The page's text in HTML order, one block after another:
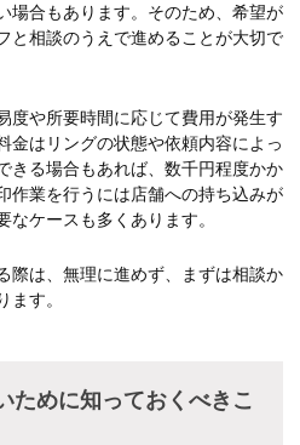
場合もあります。そのため、希望が
と相談のうえで進めることが大切で
度や所要時間に応じて費用が発生す
金はリングの状態や依頼内容によっ
きる場合もあれば、数千円程度かか
作業を行うには店舗への持ち込みが
ケースも多くあります。
際は、無理に進めず、まずは相談か
ます。
ために知っておくべきこ